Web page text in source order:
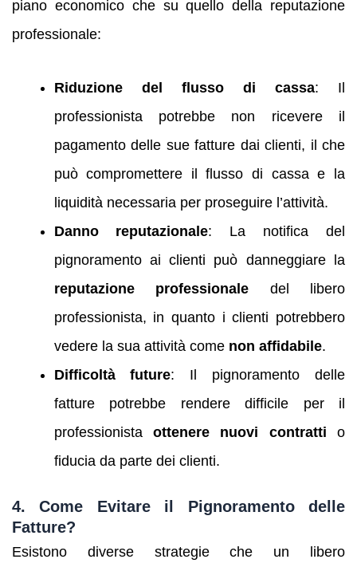
piano economico che su quello della reputazione
professionale:
Riduzione del flusso di cassa: Il
professionista potrebbe non ricevere il
pagamento delle sue fatture dai clienti, il che
può compromettere il flusso di cassa e la
liquidità necessaria per proseguire l’attività.
Danno reputazionale: La notifica del
pignoramento ai clienti può danneggiare la
reputazione professionale del libero
professionista, in quanto i clienti potrebbero
vedere la sua attività come non affidabile.
Difficoltà future: Il pignoramento delle
fatture potrebbe rendere difficile per il
professionista ottenere nuovi contratti o
fiducia da parte dei clienti.
4.Come Evitare il Pignoramento delle
Fatture?
Esistono diverse strategie che un libero